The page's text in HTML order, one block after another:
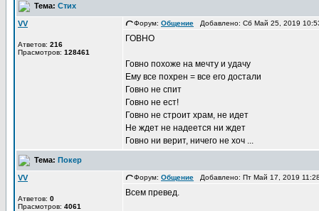
Тема: Стих
VV
Атветов: 216
Прасмотров: 128461
Форум: Общение Добавлено: Сб Май 25, 2019
ГОВНО
Говно похоже на мечту и удачу
Ему все похрен = все его достали
Говно не спит
Говно не ест!
Говно не строит храм, не идет
Не ждет не надеется ни ждет
Говно ни верит, ничего не хоч ...
Тема: Покер
VV
Атветов: 0
Прасмотров: 4061
Форум: Общение Добавлено: Пт Май 17, 2019
Всем превед.